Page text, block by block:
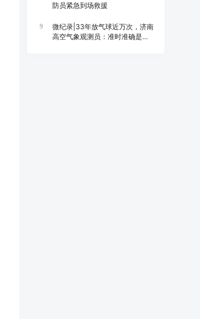
防员紧急到场救援
9
微纪录|33年放气球近万次，济南
高空气象观测员：准时准确是底